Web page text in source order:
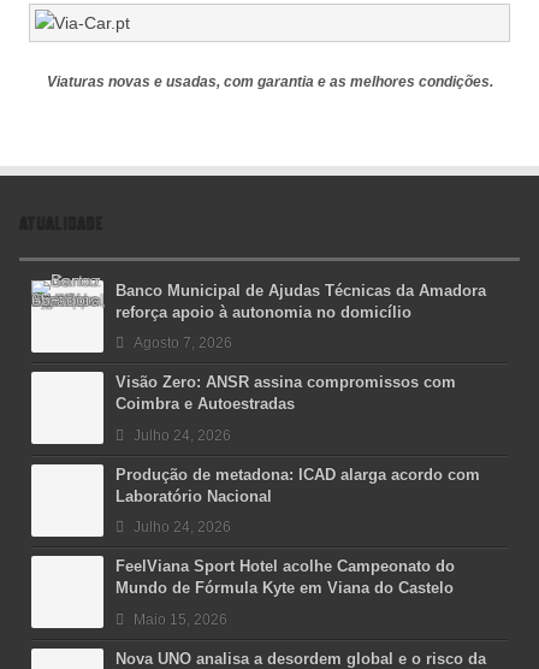
Viaturas novas e usadas, com garantia e as melhores condições.
ATUALIDADE
Banco Municipal de Ajudas Técnicas da Amadora
reforça apoio à autonomia no domicílio
Agosto 7, 2026
Visão Zero: ANSR assina compromissos com
Coimbra e Autoestradas
Julho 24, 2026
Produção de metadona: ICAD alarga acordo com
Laboratório Nacional
Julho 24, 2026
FeelViana Sport Hotel acolhe Campeonato do
Mundo de Fórmula Kyte em Viana do Castelo
Maio 15, 2026
Nova UNO analisa a desordem global e o risco da